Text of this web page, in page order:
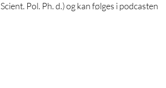
Pol. Ph. d.) og kan følges i podcasten